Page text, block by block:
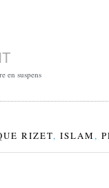
en suspens
RIZET, ISLAM,